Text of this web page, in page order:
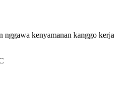
nggawa kenyamanan kanggo kerja